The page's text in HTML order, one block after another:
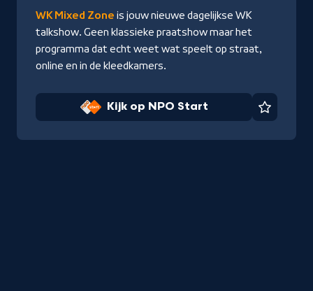
WK Mixed Zone is jouw nieuwe dagelijkse WK
talkshow. Geen klassieke praatshow maar het
programma dat echt weet wat speelt op straat,
online en in de kleedkamers.
Kijk op NPO Start